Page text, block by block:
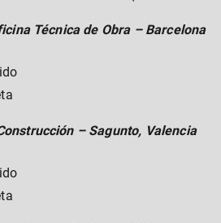
Técnica de Obra – Barcelona
– Sagunto, Valencia